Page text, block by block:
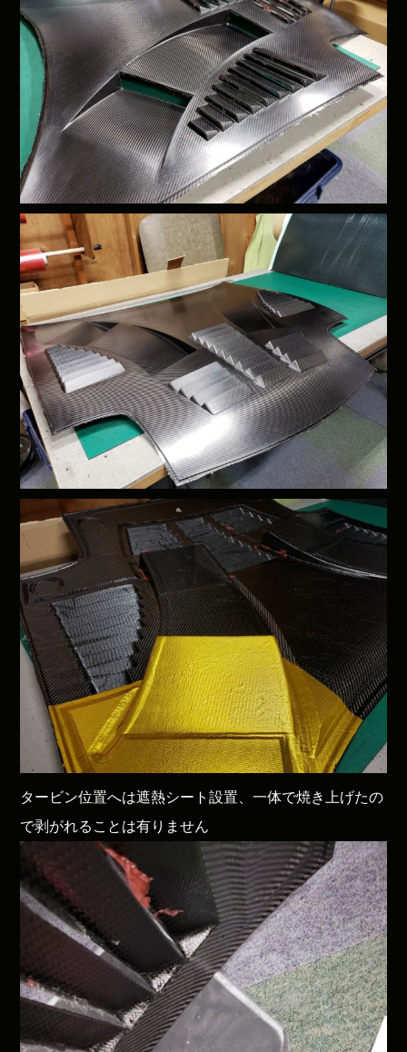
タービン位置へは遮熱シート設置、一体で焼き上げたの
で剥がれることは有りません